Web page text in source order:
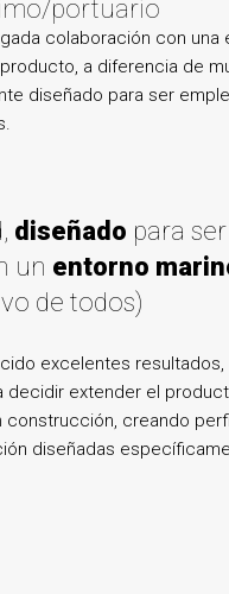
portuario
colaboración con una
a diferencia de
diseñado para ser
diseñado para ser
un entorno
de todos)
excelentes resultados,
decidir extender el
construcción, creando
diseñadas